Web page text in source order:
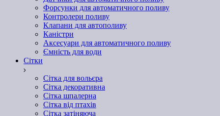
Форсунки для автоматичного поливу
Контролери поливу
Клапани для автополиву
Каністри
Аксесуари для автоматичного поливу
Ємність для води
Сітки
Сітка для вольєра
Сітка декоративна
Сітка шпалерна
Сітка від птахів
Сітка затіняюча